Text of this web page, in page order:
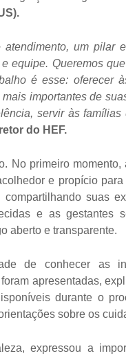
atendimento, um
equipe. Queremos
é esse: oferecer
importantes de
servir às
do HEF.
No primeiro
e propício
suas
e as gestantes
aberto e transparente.
de conhecer as
foram apresentadas,
durante o
sobre os
expressou a